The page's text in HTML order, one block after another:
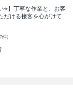
⭐️】丁寧な作業と、お客
だける接客を心がけて
件)